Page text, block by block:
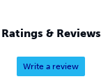
presentare al
Ratings & Reviews
Write a review